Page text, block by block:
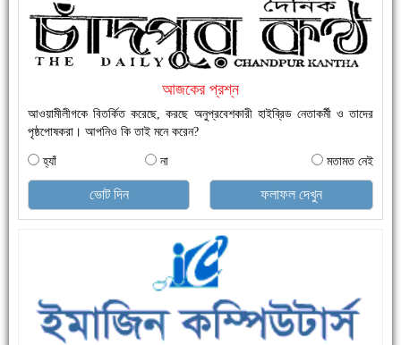
নতুনবাজার ফাঁড়ি পুলিশের অভিযানে ৪০ পিচ ইয়াবাসহ ১ জন গ্রেফতার
এক সপ্তাহে শনাক্ত বেড়েছে ৫৫%, মৃত্যু ৪৬%
আজকের প্রশ্ন
আওয়ামীলীগকে বিতর্কিত করেছে, করছে অনুপ্রবেশকারী হাইব্রিড নেতাকর্মী ও তাদের
পৃষ্ঠপোষকরা। আপনিও কি তাই মনে করেন?
হ্যাঁ না মতামত নেই
ভোট দিন ফলাফল দেখুন